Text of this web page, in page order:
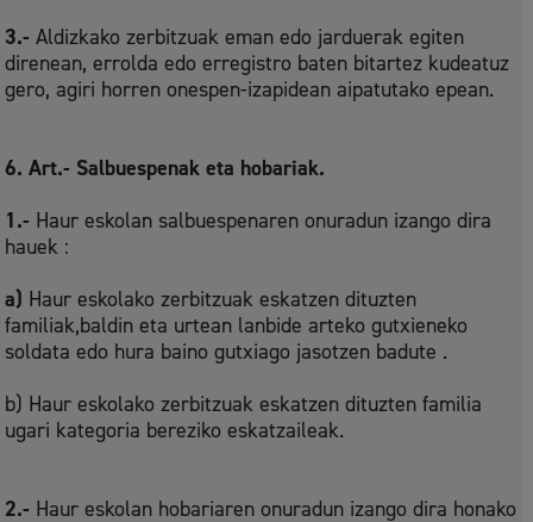
3.- Aldizkako zerbitzuak eman edo jarduerak egiten
direnean, errolda edo erregistro baten bitartez kudeatuz
gero, agiri horren onespen-izapidean aipatutako epean.
6. Art.- Salbuespenak eta hobariak.
1.- Haur eskolan salbuespenaren onuradun izango dira
hauek :
a) Haur eskolako zerbitzuak eskatzen dituzten
familiak,baldin eta urtean lanbide arteko gutxieneko
soldata edo hura baino gutxiago jasotzen badute .
b) Haur eskolako zerbitzuak eskatzen dituzten familia
ugari kategoria bereziko eskatzaileak.
2.- Haur eskolan hobariaren onuradun izango dira honako